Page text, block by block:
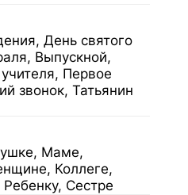
День святого
Выпускной,
Первое
звонок, Татьянин
Маме,
Коллеге,
Сестре